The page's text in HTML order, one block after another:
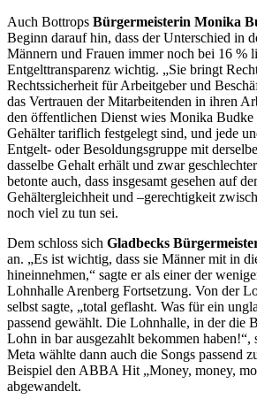
Auch Bottrops Bürgermeisterin Monika
Beginn darauf hin, dass der Unterschied in
Männern und Frauen immer noch bei 16 %
Entgelttransparenz wichtig. „Sie bringt
Rechtssicherheit für Arbeitgeber und
das Vertrauen der Mitarbeitenden in ihren
den öffentlichen Dienst wies Monika Budke
Gehälter tariflich festgelegt sind, und jede
Entgelt- oder Besoldungsgruppe mit
dasselbe Gehalt erhält und zwar
betonte auch, dass insgesamt gesehen auf
Gehältergleichheit und –gerechtigkeit
noch viel zu tun sei.
Dem schloss sich Gladbecks
an. „Es ist wichtig, dass sie Männer mit in
hineinnehmen,“ sagte er als einer der
Lohnhalle Arenberg Fortsetzung. Von der
selbst sagte, „total geflasht. Was für ein
passend gewählt. Die Lohnhalle, in der die
Lohn in bar ausgezahlt bekommen haben!“,
Meta wählte dann auch die Songs passend
Beispiel den ABBA Hit „Money, money,
abgewandelt.